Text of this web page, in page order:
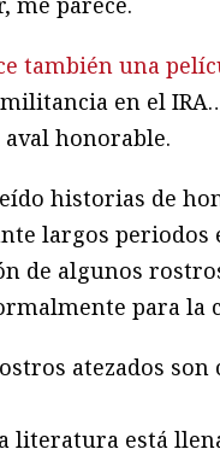
también una
en el
honorable.
historias de
largos periodos
de algunos
para la
atezados son
literatura está